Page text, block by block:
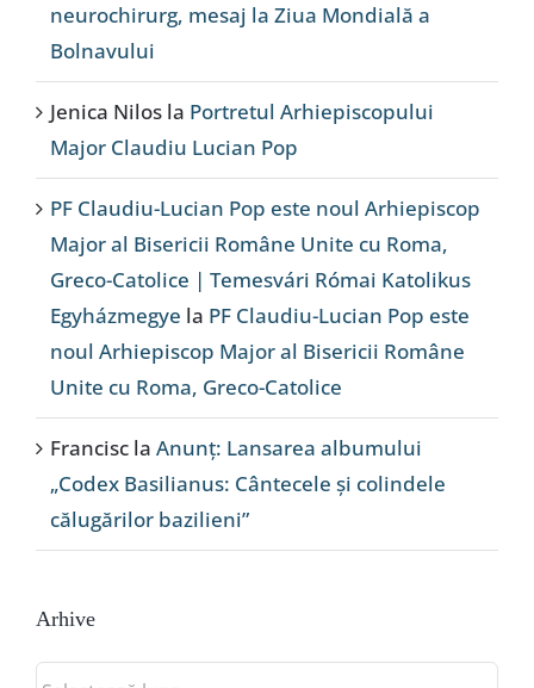
neurochirurg, mesaj la Ziua Mondială a
Bolnavului
Jenica Nilos la Portretul Arhiepiscopului
Major Claudiu Lucian Pop
PF Claudiu-Lucian Pop este noul Arhiepiscop
Major al Bisericii Române Unite cu Roma,
Greco-Catolice | Temesvári Római Katolikus
Egyházmegye la PF Claudiu-Lucian Pop este
noul Arhiepiscop Major al Bisericii Române
Unite cu Roma, Greco-Catolice
Francisc la Anunț: Lansarea albumului
„Codex Basilianus: Cântecele și colindele
călugărilor bazilieni”
Arhive
Arhive